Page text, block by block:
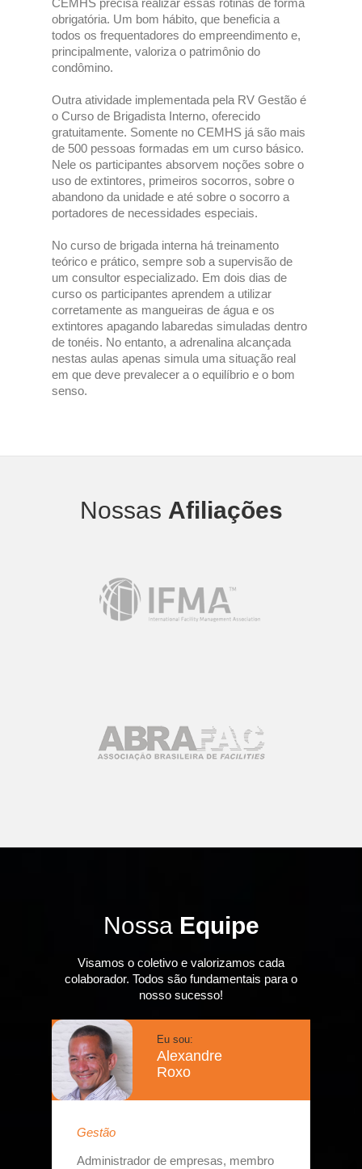
CEMHS precisa realizar essas rotinas de forma
obrigatória. Um bom hábito, que beneficia a
todos os frequentadores do empreendimento e,
principalmente, valoriza o patrimônio do
condômino.
Outra atividade implementada pela RV Gestão é
o Curso de Brigadista Interno, oferecido
gratuitamente. Somente no CEMHS já são mais
de 500 pessoas formadas em um curso básico.
Nele os participantes absorvem noções sobre o
uso de extintores, primeiros socorros, sobre o
abandono da unidade e até sobre o socorro a
portadores de necessidades especiais.
No curso de brigada interna há treinamento
teórico e prático, sempre sob a supervisão de
um consultor especializado. Em dois dias de
curso os participantes aprendem a utilizar
corretamente as mangueiras de água e os
extintores apagando labaredas simuladas dentro
de tonéis. No entanto, a adrenalina alcançada
nestas aulas apenas simula uma situação real
em que deve prevalecer a o equilíbrio e o bom
senso.
Nossas Afiliações
Nossa Equipe
Visamos o coletivo e valorizamos cada
colaborador. Todos são fundamentais para o
nosso sucesso!
Eu sou:
Alexandre
Roxo
Gestão
Administrador de empresas, membro